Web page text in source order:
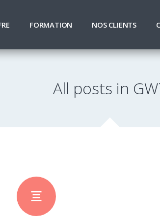
FORMATION NOS CLIENTS
All posts in